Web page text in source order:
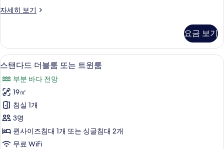
기
자세히 보기
쿼
세
히
보
요금 보기
스
다
드
더
블
룸
저자극성 침구, 미니바, 객실 내 금고,
5
스탠다드 더블룸 또는 트윈룸
부분 바다 전망
19㎡
침실 1개
3명
퀸사이즈침대 1개 또는 싱글침대 2개
무료 WiFi